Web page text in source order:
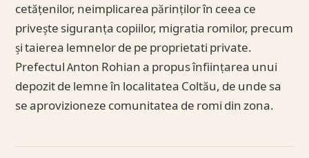
cetăṭenilor, neimplicarea părinṭilor în ceea ce
privește siguranṭa copiilor, migratia romilor, precum
și taierea lemnelor de pe proprietati private.
Prefectul Anton Rohian a propus înfiinṭarea unui
depozit de lemne în localitatea Coltău, de unde sa
se aprovizioneze comunitatea de romi din zona.